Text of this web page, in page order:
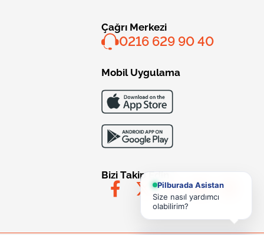
Çağrı Merkezi
0216 629 90 40
Mobil Uygulama
Bizi Takip Edin
Pilburada Asistan
Size nasıl yardımcı
olabilirim?